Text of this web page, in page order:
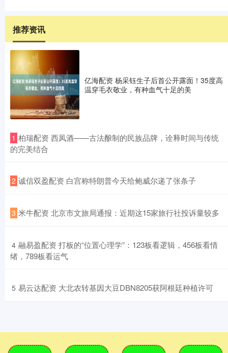
推荐资讯
亿海配资 杨采钰生子后首公开露面！35度高
温穿毛衣敬业，有种血气十足的美
1 ​柏瑞配资 西凤酒——古法酿制的民族品牌，诠释时间与传统
的完美结合
2 ​诚信双盈配资 白宫称特朗普今天给鲍威尔递了张条子
3 ​米牛配资 北京市文旅局通报：近期这15家旅行社投诉量较多
4 ​融易盈配资 打板的“位置心理学”：123板看逻辑，456板看情
绪，789板看运气
5 ​易云达配资 大北农转基因大豆DBN8205获阿根廷种植许可